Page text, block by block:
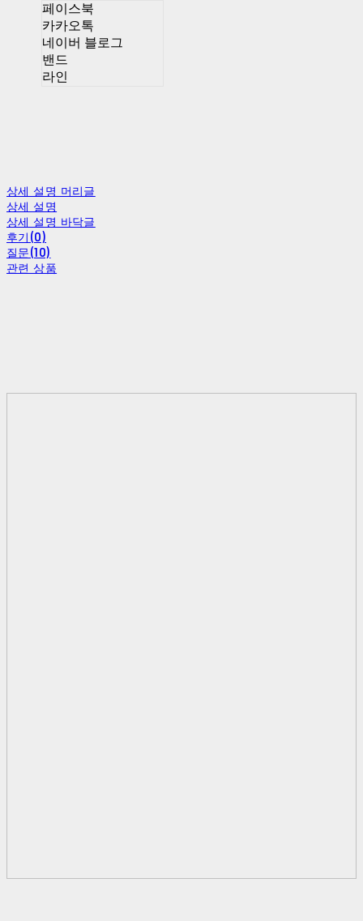
페이스북
카카오톡
네이버 블로그
밴드
라인
상세 설명 머리글
상세 설명
상세 설명 바닥글
후기(0)
질문(10)
관련 상품